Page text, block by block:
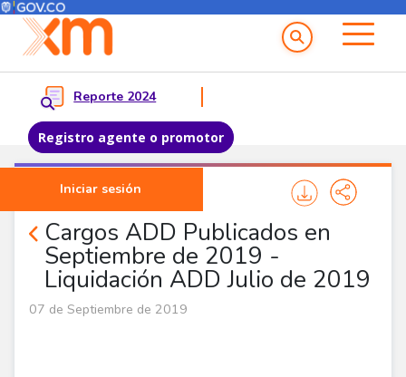
Pasar al contenido principal
Menú del Usuario
Reporte 2024
Registro agente o promotor
Iniciar sesión
Menu principal
Cargos ADD Publicados en
Septiembre de 2019 -
Liquidación ADD Julio de 2019
Noticias Agentes
07 de Septiembre de 2019